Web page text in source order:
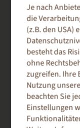
100 g/qm
120 g/qm
170 g/qm
Je nach
die
(z.B. den USA)
besteht das
ohne
zugreifen. Ihre
Nutzung
beachten Sie
Einstellungen